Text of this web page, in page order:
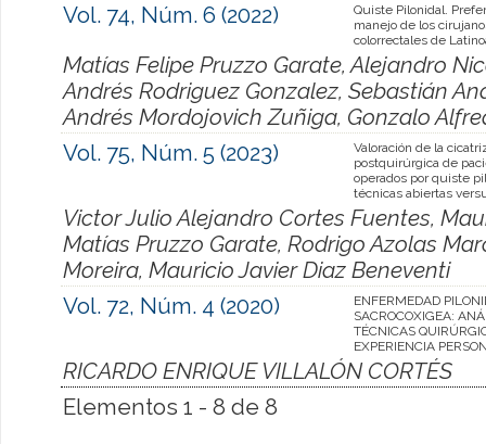
Vol. 74, Núm. 6 (2022)
Quiste Pilonidal.
manejo de los
colorrectales de
Matías Felipe Pruzzo Garate, Alejandro
Andrés Rodriguez Gonzalez, Sebastián
Andrés Mordojovich Zuñiga, Gonzalo
Vol. 75, Núm. 5 (2023)
Valoración de la
postquirúrgica de
operados por quiste
técnicas abiertas
Victor Julio Alejandro Cortes Fuentes,
Matías Pruzzo Garate, Rodrigo Azolas
Moreira, Mauricio Javier Diaz Beneventi
Vol. 72, Núm. 4 (2020)
ENFERMEDAD
SACROCOXIGEA:
TÉCNICAS
EXPERIENCIA
RICARDO ENRIQUE VILLALÓN CORTÉS
Elementos 1 - 8 de 8